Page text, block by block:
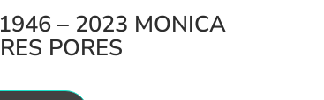
– 2023 MONICA
PORES